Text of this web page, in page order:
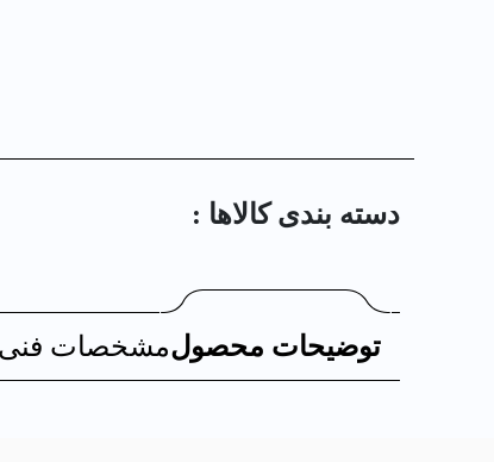
دسته بندی کالا‌ها :
توضیحات محصولمشخصات فنی